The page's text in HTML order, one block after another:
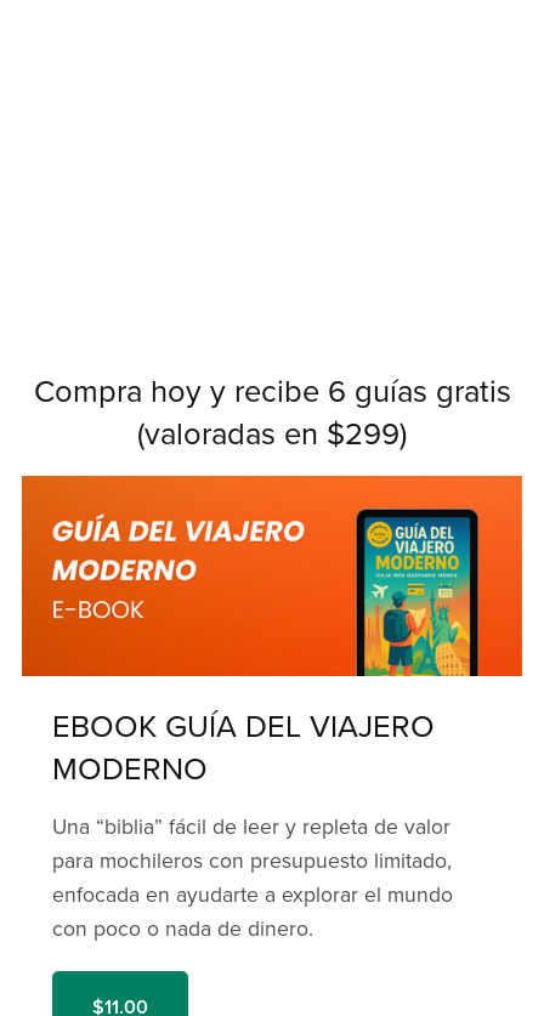
Compra hoy y recibe 6 guías gratis
(valoradas en $299)
EBOOK GUÍA DEL VIAJERO
MODERNO
Una “biblia” fácil de leer y repleta de valor
para mochileros con presupuesto limitado,
enfocada en ayudarte a explorar el mundo
con poco o nada de dinero.
$11.00